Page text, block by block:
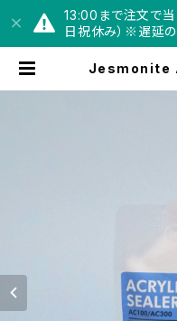
13:00まで注文で当
日祝休み）※遅延
Jesmonite